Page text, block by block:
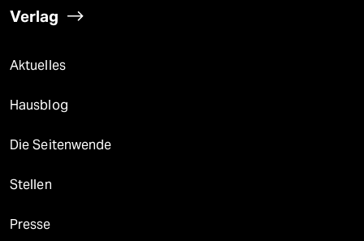
Verlag
Aktuelles
Hausblog
Die Seitenwende
Stellen
Presse